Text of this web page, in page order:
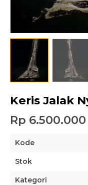
Keris Jalak
Rp 6.500.000
Kode
Stok
Kategori